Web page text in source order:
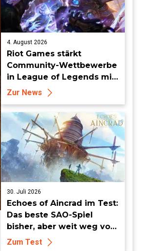
4. August 2026
Riot Games stärkt
Community-Wettbewerbe
in League of Legends mit
neuen Organized-Play-
Zur News
30. Juli 2026
Echoes of Aincrad im Test:
Das beste SAO-Spiel
bisher, aber weit weg vom
Meisterwerk
Zum Test